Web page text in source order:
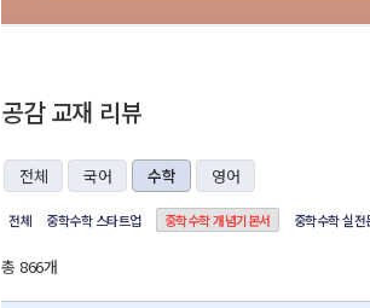
공감 교재 리뷰
전체 국어 수학 영어
전체 중학수학 스타트업 중학수학 개념기본서 중학수학 실전
총 866개